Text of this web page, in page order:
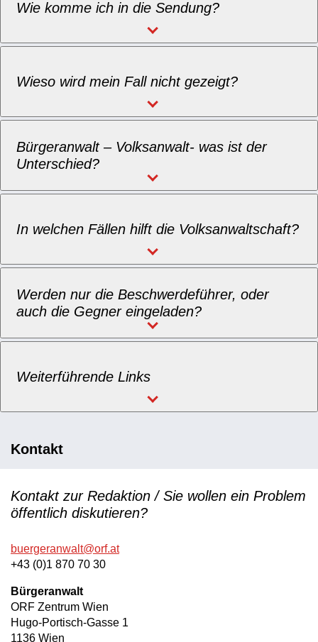
Wie komme ich in die Sendung?
Wieso wird mein Fall nicht gezeigt?
Bürgeranwalt – Volksanwalt- was ist der
Unterschied?
In welchen Fällen hilft die Volksanwaltschaft?
Werden nur die Beschwerdeführer, oder
auch die Gegner eingeladen?
Weiterführende Links
Kontakt
Kontakt zur Redaktion / Sie wollen ein Problem
öffentlich diskutieren?
buergeranwalt@orf.at
+43 (0)1 870 70 30
Bürgeranwalt
ORF Zentrum Wien
Hugo-Portisch-Gasse 1
1136 Wien